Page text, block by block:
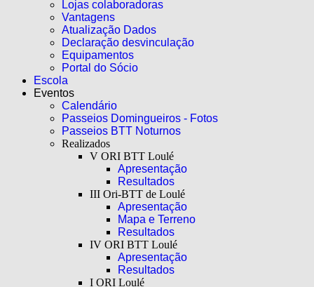
Lojas colaboradoras
Vantagens
Atualização Dados
Declaração desvinculação
Equipamentos
Portal do Sócio
Escola
Eventos
Calendário
Passeios Domingueiros - Fotos
Passeios BTT Noturnos
Realizados
V ORI BTT Loulé
Apresentação
Resultados
III Ori-BTT de Loulé
Apresentação
Mapa e Terreno
Resultados
IV ORI BTT Loulé
Apresentação
Resultados
I ORI Loulé